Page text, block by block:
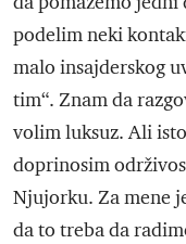
podelim neki
malo insajderskog
tim“. Znam da
volim luksuz. Ali
doprinosim
Njujorku. Za mene
da to treba da